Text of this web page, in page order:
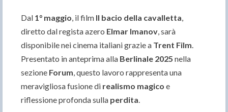
Dal 1° maggio, il film Il bacio della cavalletta,
diretto dal regista azero Elmar Imanov, sarà
disponibile nei cinema italiani grazie a Trent Film.
Presentato in anteprima alla Berlinale 2025 nella
sezione Forum, questo lavoro rappresenta una
meravigliosa fusione di realismo magico e
riflessione profonda sulla perdita.